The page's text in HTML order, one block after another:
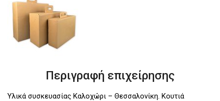
Περιγραφή επιχείρησης
Υλικά συσκευασίας Καλοχώρι – Θεσσαλονίκη. Κουτιά